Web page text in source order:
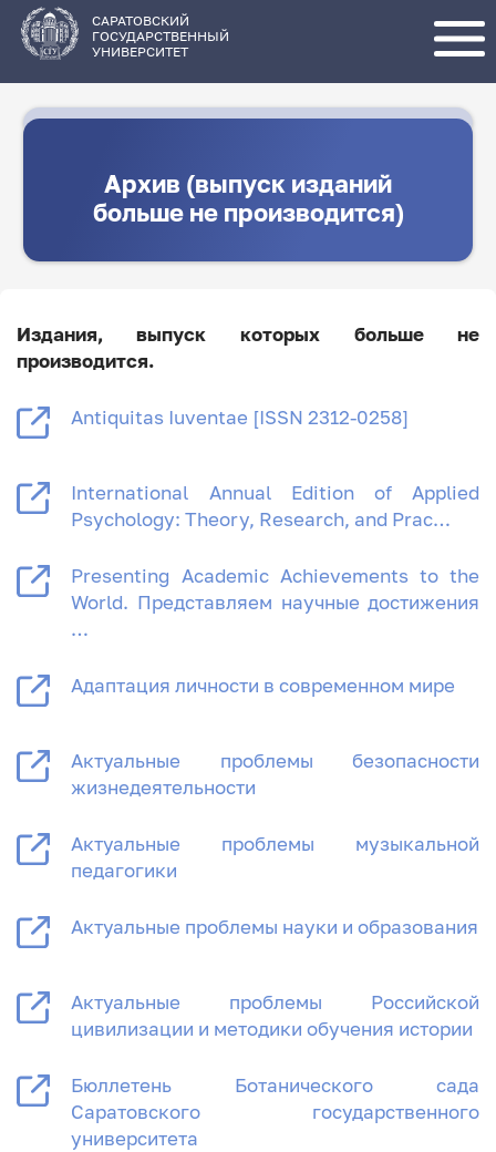
основному
содержанию
САРАТОВСКИЙ
ГОСУДАРСТВЕННЫЙ
УНИВЕРСИТЕТ
Архив (выпуск изданий
больше не производится)
Издания, выпуск которых больше не
производится.
Antiquitas Iuventae [ISSN 2312-0258]
International Annual Edition of Applied
Psychology: Theory, Research, and Prac…
Presenting Academic Achievements to the
World. Представляем научные достижения
…
Адаптация личности в современном мире
Актуальные проблемы безопасности
жизнедеятельности
Актуальные проблемы музыкальной
педагогики
Актуальные проблемы науки и образования
Актуальные проблемы Российской
цивилизации и методики обучения истории
Бюллетень Ботанического сада
Саратовского государственного
университета